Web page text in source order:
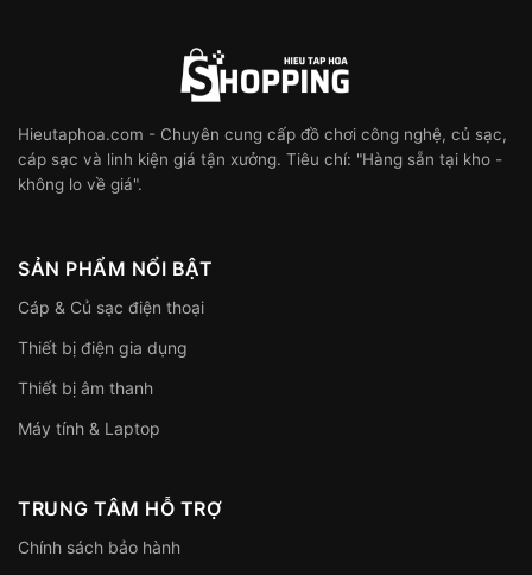
Hieutaphoa.com - Chuyên cung cấp đồ chơi công nghệ, củ sạc,
cáp sạc và linh kiện giá tận xưởng. Tiêu chí: "Hàng sẵn tại kho -
không lo về giá".
SẢN PHẨM NỔI BẬT
Cáp & Củ sạc điện thoại
Thiết bị điện gia dụng
Thiết bị âm thanh
Máy tính & Laptop
TRUNG TÂM HỖ TRỢ
Chính sách bảo hành